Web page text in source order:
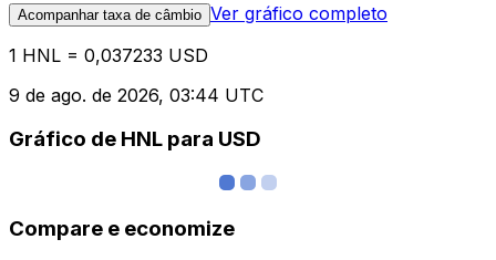
Acompanhar taxa de câmbio Ver gráfico completo
1 HNL = 0,037233 USD
9 de ago. de 2026, 03:44 UTC
Gráfico de HNL para USD
Compare e economize